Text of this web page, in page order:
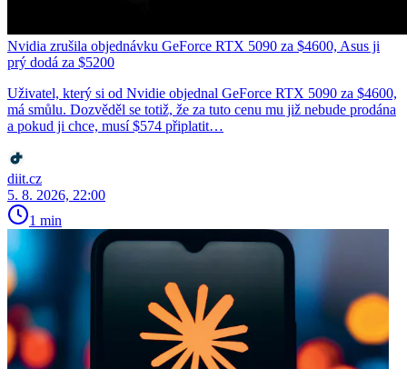
Nvidia zrušila objednávku GeForce RTX 5090 za $4600, Asus ji
prý dodá za $5200
Uživatel, který si od Nvidie objednal GeForce RTX 5090 za $4600,
má smůlu. Dozvěděl se totiž, že za tuto cenu mu již nebude prodána
a pokud ji chce, musí $574 připlatit…
diit.cz
5. 8. 2026, 22:00
1 min